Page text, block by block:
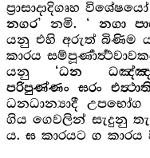
ප්‍රාසාදාදිගෘහ
නගර’ නමි. ‘ නගා
යනු එහි අරුත් බිණිම
කාරය
යනු ‘ධන
පරිපුණ්ණං ඝරං
ධනධාන්‍යාදී
ගිය ගෙවලින් සැදුනු
ය. ඝ කාරයට ග කාරය